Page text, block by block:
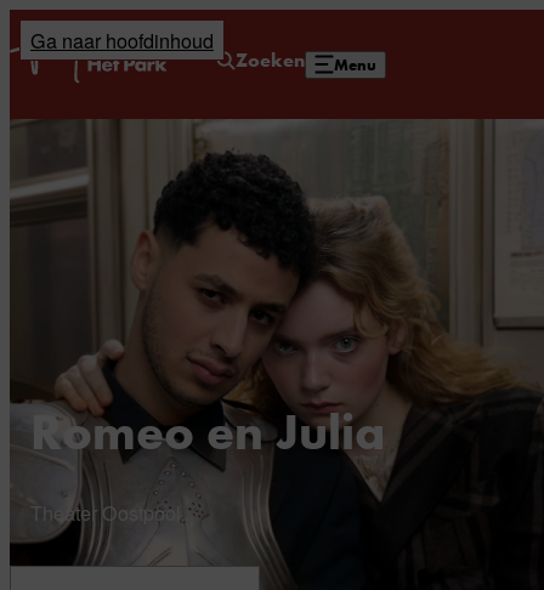
Ga naar hoofdinhoud
Zoeken Menu
Home
Romeo en Julia
Theater Oostpool